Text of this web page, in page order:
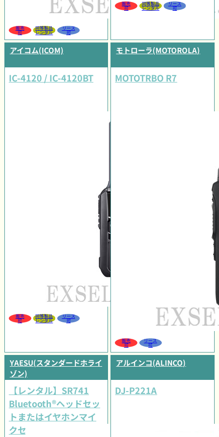
販売
可
同等製品
レンタル
リース
可
販売
可
同等製品
レンタル
リース
可
アイコム(ICOM)
IC-4120 / IC-4120BT
販売
可
同等製品
レンタル
リース
可
モトローラ(MOTOROLA)
MOTOTRBO R7
販売
可
リース
可
YAESU(スタンダードホライ
ゾン)
【レンタル】SR741
Bluetooth®ヘッドセッ
トまたはイヤホンマイ
クセット
アルインコ(ALINCO)
DJ-P221A